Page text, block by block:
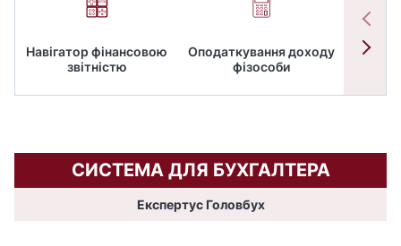
Навігатор фінансовою
звітністю
Оподаткування доходу
фізособи
СИСТЕМА ДЛЯ БУХГАЛТЕРА
Експертус Головбух